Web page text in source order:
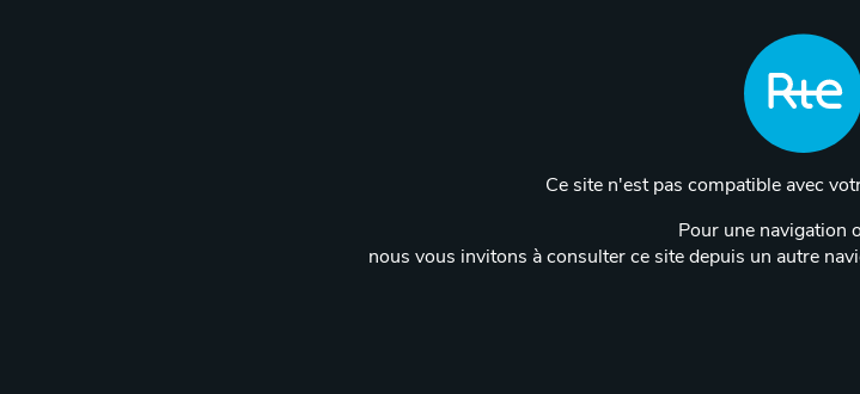
Ce site n'est pas compatible avec
Pour une navigation
nous vous invitons à consulter ce site depuis un autre